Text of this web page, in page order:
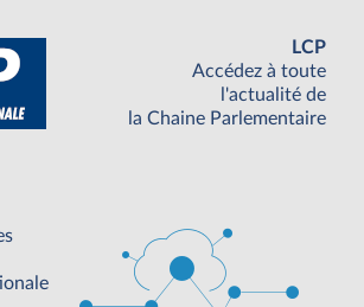
LCP
Accédez à toute
l'actualité de
la Chaine Parlementaire